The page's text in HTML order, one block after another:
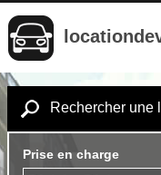
Rechercher une
Prise en charge